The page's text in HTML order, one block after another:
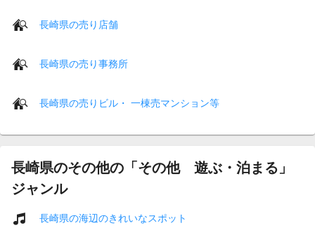
長崎県の売り店舗
長崎県の売り事務所
長崎県の売りビル・ 一棟売マンション等
長崎県のその他の「その他 遊ぶ・泊まる」
ジャンル
長崎県の海辺のきれいなスポット